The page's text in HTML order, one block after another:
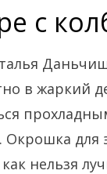
с
в жаркий
Окрошка для
нельзя